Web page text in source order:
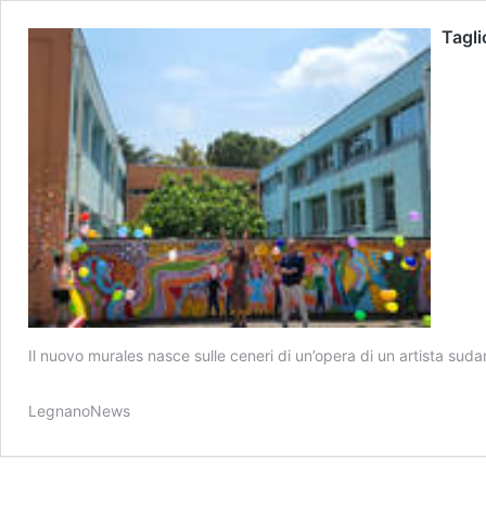
Il nuovo murales nasce sulle ceneri di un’opera di un artista
LegnanoNews